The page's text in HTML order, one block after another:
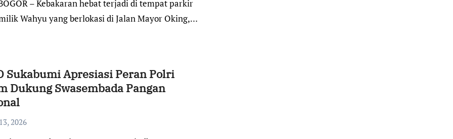
Wahyu yang berlokasi di Jalan Mayor Oking,…
Sukabumi Apresiasi Peran Polri
Dukung Swasembada Pangan
2026